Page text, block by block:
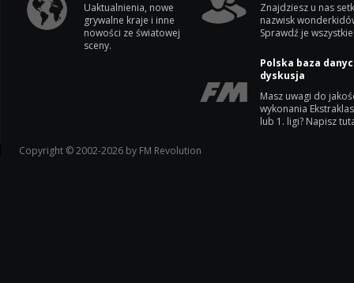
Uaktualnienia, nowe
grywalne kraje i inne
nowości ze światowej
sceny.
Znajdziesz u nas
nazwisk
Sprawdź je
Polska baza
dyskusja
Masz uwagi do
wykonania
lub 1. ligi? Napisz
Copyright © 2002-2026 by FM Revolution